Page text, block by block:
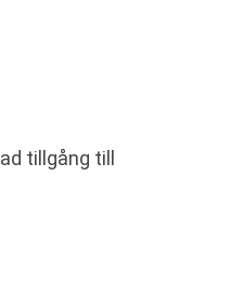
tillgång till